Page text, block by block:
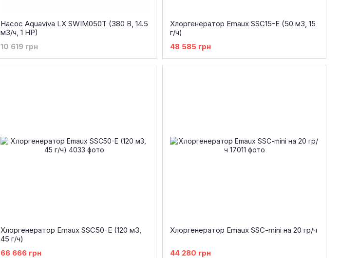
Насос Aquaviva LX SWIM050T (380 В, 14.5
м3/ч, 1 HP)
10 619 грн
Хлоргенератор Emaux SSC15-E (50 м3, 15
г/ч)
48 585 грн
Хлоргенератор Emaux SSC50-E (120 м3,
45 г/ч)
66 666 грн
Хлоргенератор Emaux SSC-mini на 20 гр/ч
44 280 грн